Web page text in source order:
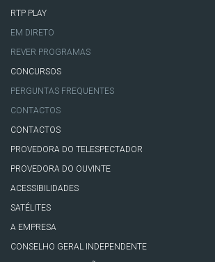
RTP PLAY
EM DIRETO
REVER PROGRAMAS
CONCURSOS
PERGUNTAS FREQUENTES
CONTACTOS
CONTACTOS
PROVEDORA DO TELESPECTADOR
PROVEDORA DO OUVINTE
ACESSIBILIDADES
SATÉLITES
A EMPRESA
CONSELHO GERAL INDEPENDENTE